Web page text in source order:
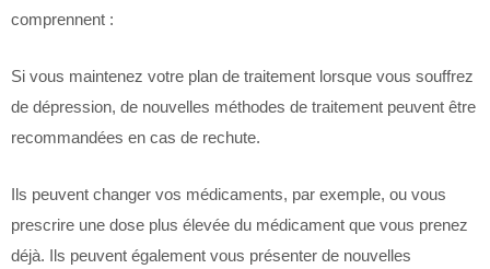
comprennent :
Si vous maintenez votre plan de traitement lorsque vous souffrez
de dépression, de nouvelles méthodes de traitement peuvent être
recommandées en cas de rechute.
Ils peuvent changer vos médicaments, par exemple, ou vous
prescrire une dose plus élevée du médicament que vous prenez
déjà. Ils peuvent également vous présenter de nouvelles